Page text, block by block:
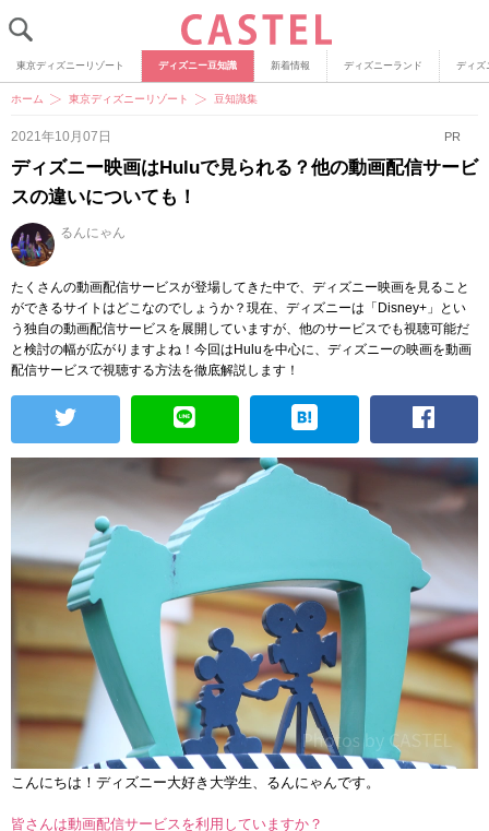
東京ディズニーリゾート ディズニー豆知識 新着情報 ディズニーランド ディズ
ホーム 東京ディズニーリゾート 豆知識集
2021年10月07日 PR
ディズニー映画はHuluで見られる？他の動画配信サービ
スの違いについても！
るんにゃん
たくさんの動画配信サービスが登場してきた中で、ディズニー映画を見ること
ができるサイトはどこなのでしょうか？現在、ディズニーは「Disney+」とい
う独自の動画配信サービスを展開していますが、他のサービスでも視聴可能だ
と検討の幅が広がりますよね！今回はHuluを中心に、ディズニーの映画を動画
配信サービスで視聴する方法を徹底解説します！
こんにちは！ディズニー大好き大学生、るんにゃんです。
皆さんは動画配信サービスを利用していますか？